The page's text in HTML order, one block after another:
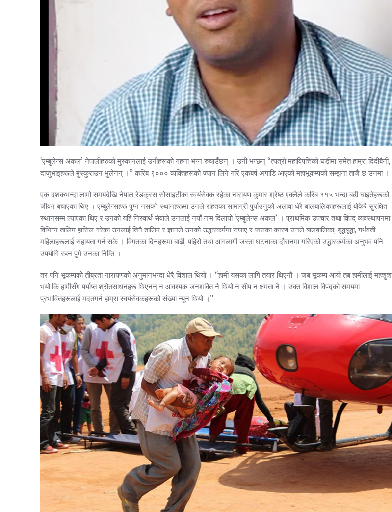
‘एम्बुलेन्स अंकल’ नेपालीहरुको मुस्कानलाई उनीहरूको गहना भन्न रुचाउँछन् । उनी भन्छन् “त्यत्रो महाविपत्तिको घडीमा समेत हाम्रा दिदीबैनी,
दाजुभाइहरूले मुस्कुराउन भुलेनन् ।” करिब ९००० व्यक्तिहरूको ज्यान लिने गरि एकबर्ष अगाडि आएको महाभूकम्पको सम्झना ताजै छ उनमा ।
एक दशकभन्दा लामो समयदेखि नेपाल रेडक्रस सोसाइटीका स्वयंसेवक रहेका नारायण कुमार श्रेष्ठ एक्लैले करिब ११५ भन्दा बढी घाइतेहरूको
जीवन बचाएका थिए । एम्बुलेन्सहरू पुग्न नसक्ने स्थानहरूमा उनले राहतका सामाग्री पुर्याउनुको अलावा धेरै बालबालिकाहरूलाई बोकेरै सुरक्षित
स्थानसम्म ल्याएका थिए र उनको यहि निस्वार्थ सेवाले उनलाई नयाँ नाम दिलायो ‘एम्बुलेन्स अंकल’ । प्राथमिक उपचार तथा विपद् व्यवस्थापनमा
विभिन्न तालिम हासिल गरेका उनलाई तिनै तालिम र ज्ञानले उनको उद्धारकर्ममा सघाए र जसका कारण उनले बालबालिका, बृद्धबृद्धा, गर्भवती
महिलाहरूलाई सहायता गर्न सके । विगतका दिनहरूमा बाढी, पहिरो तथा आगलागी जस्ता घटनाका दौरानमा गरिएको उद्धारकर्मका अनुभव पनि
उपयोगि रहन पुगे उनका निम्ति ।
तर पनि भूकम्पको तीब्रता नारायणको अनुमानभन्दा धेरै विशाल थियो । “हामी यसका लागि तयार थिएनौं । जब भूकम्प आयो तब हामीलाई महशुश
भयो कि हामीसँग पर्याप्त श्रोतसाधनहरू थिएनन् न आवश्यक जनशक्ति नै थियो न सीप न क्षमता नै । उक्त विशाल विपद्को समयमा
प्रभावितहरूलाई मदतगर्न हाम्रा स्वयंसेवकहरूको संख्या न्यून थियो ।”